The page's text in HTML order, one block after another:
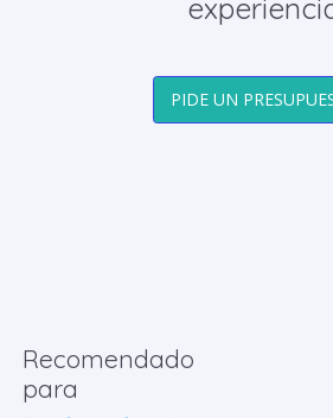
PIDE UN
Recomendado
para